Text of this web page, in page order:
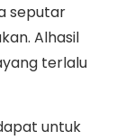
seputar
Alhasil
terlalu
untuk